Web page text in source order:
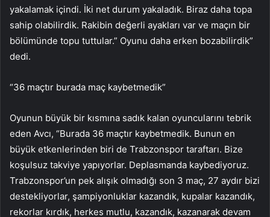
yakalamak içindi. İki net durum yakaladık. Biraz daha topa
sahip olabilirdik. Rakibin değerli ayakları var ve maçın bir
bölümünde topu tuttular.” Oyunu daha erken bozabilirdik”
dedi.
“36 maçtır burada maç kaybetmedik”
Oyunun büyük bir kısmına sadık kalan oyuncularını tebrik
eden Avcı, “Burada 36 maçtır kaybetmedik. Bunun en
büyük etkenlerinden biri de Trabzonspor taraftarı. Bize
koşulsuz takviye yapıyorlar. Deplasmanda kaybediyoruz.
Trabzonspor’un pek alışık olmadığı son 3 maç, 27 aydır bizi
destekliyorlar, şampiyonluklar kazandık, kupalar kazandık,
rekorlar kırdık, herkes mutlu, kazandık, kazanarak devam